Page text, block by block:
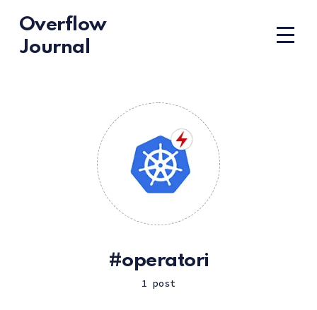
Overflow
Journal
operatori
1 post